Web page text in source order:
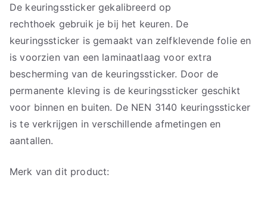
De keuringssticker gekalibreerd op
rechthoek gebruik je bij het keuren. De
keuringssticker is gemaakt van zelfklevende folie en
is voorzien van een laminaatlaag voor extra
bescherming van de keuringssticker. Door de
permanente kleving is de keuringssticker geschikt
voor binnen en buiten. De NEN 3140 keuringssticker
is te verkrijgen in verschillende afmetingen en
aantallen.
Merk van dit product: